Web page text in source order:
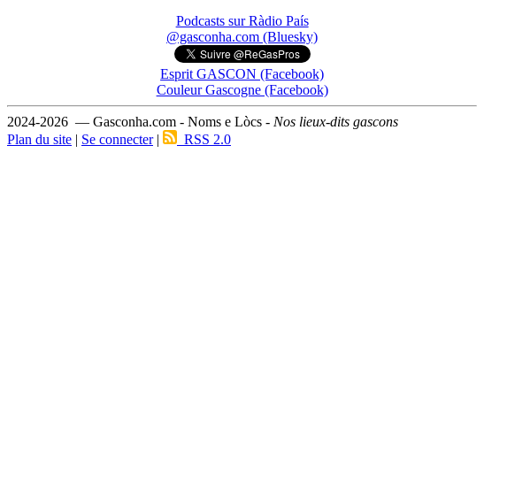
Podcasts sur Ràdio País
@gasconha.com (Bluesky)
Esprit GASCON (Facebook)
Couleur Gascogne (Facebook)
2024-2026 — Gasconha.com - Noms e Lòcs - Nos lieux-dits gascons
Plan du site | Se connecter| RSS 2.0